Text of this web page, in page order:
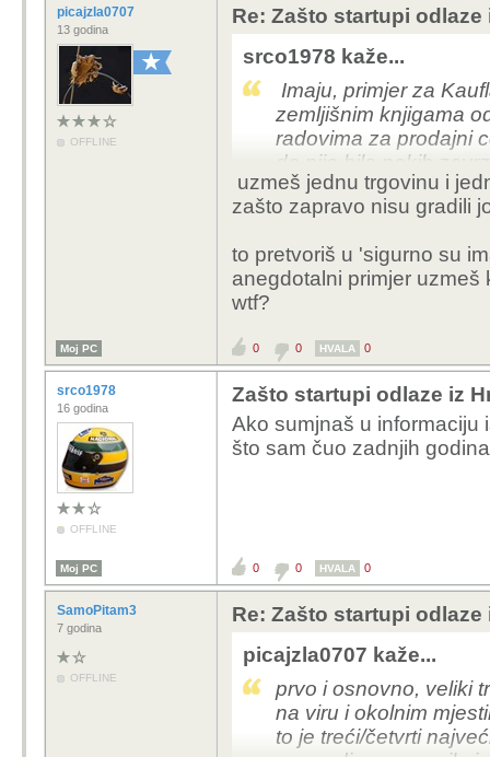
picajzla0707
13 godina
OFFLINE
Re: Zašto startupi
srco1978 kaže...
Imaju, primjer za
zemljišnim knjigama
radovima za prodajni
da nije bilo nekih
naveo,veliki su imaju
naše biriokracije...
uzmeš jednu trgovinu i
zašto zapravo nisu gradili
to pretvoriš u 'sigurno su
anegdotalni primjer uzmeš
wtf?
Moj PC 0 0 HVALA 0
srco1978
16 godina
OFFLINE
Zašto startupi odlaze iz
Ako sumjnaš u informaciju
što sam čuo zadnjih
Moj PC 0 0 HVALA 0
SamoPitam3
7 godina
OFFLINE
Re: Zašto startupi
picajzla0707 kaže...
prvo i osnovno, veliki
na viru i okolnim
to je treći/četvrti